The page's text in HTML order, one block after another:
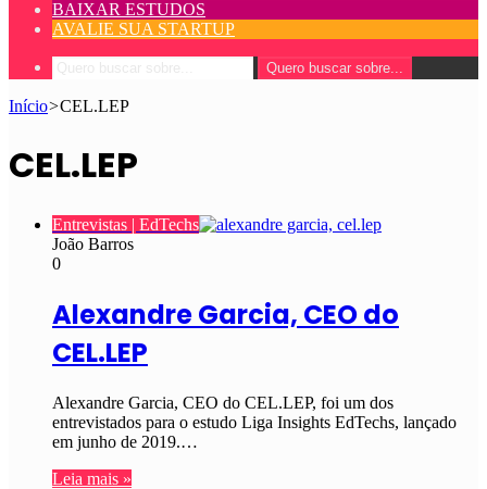
BAIXAR ESTUDOS
AVALIE SUA STARTUP
Quero buscar sobre...
Início>CEL.LEP
CEL.LEP
Entrevistas | EdTechs
João Barros
0
Alexandre Garcia, CEO do
CEL.LEP
Alexandre Garcia, CEO do CEL.LEP, foi um dos
entrevistados para o estudo Liga Insights EdTechs, lançado
em junho de 2019.…
Leia mais »